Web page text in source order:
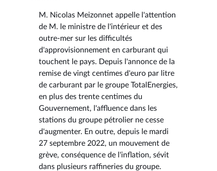
M. Nicolas Meizonnet appelle l'attention
de M. le ministre de l'intérieur et des
outre-mer sur les difficultés
d'approvisionnement en carburant qui
touchent le pays. Depuis l'annonce de la
remise de vingt centimes d'euro par litre
de carburant par le groupe TotalEnergies,
en plus des trente centimes du
Gouvernement, l'affluence dans les
stations du groupe pétrolier ne cesse
d'augmenter. En outre, depuis le mardi
27 septembre 2022, un mouvement de
grève, conséquence de l'inflation, sévit
dans plusieurs raffineries du groupe.